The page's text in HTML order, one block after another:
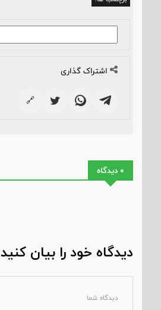
اشتراک گذاری
🔗
0 دیدگاه
دیدگاه خود را بیان کنید